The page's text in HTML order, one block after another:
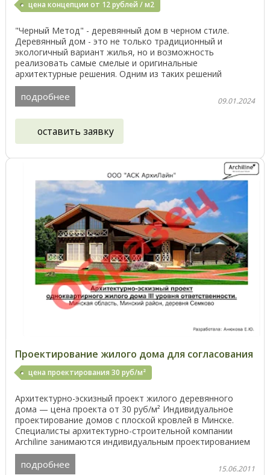
цена концепции от 12 рублей / м2
"Черный Метод" - деревянный дом в черном стиле.
Деревянный дом - это не только традиционный и
экологичный вариант жилья, но и возможность
реализовать самые смелые и оригинальные
архитектурные решения. Одним из таких решений
является деревянный дом в ...
подробнее 09.01.2024
оставить заявку
Проектирование жилого дома для согласования
цена проектирования 30 руб/м²
Архитектурно-эскизный проект жилого деревянного
дома — цена проекта от 30 руб/м² Индивидуальное
проектирование домов с плоской кровлей в Минске.
Специалисты архитектурно-строительной компании
Archiline занимаются индивидуальным проектированием
на ...
подробнее 15.06.2011